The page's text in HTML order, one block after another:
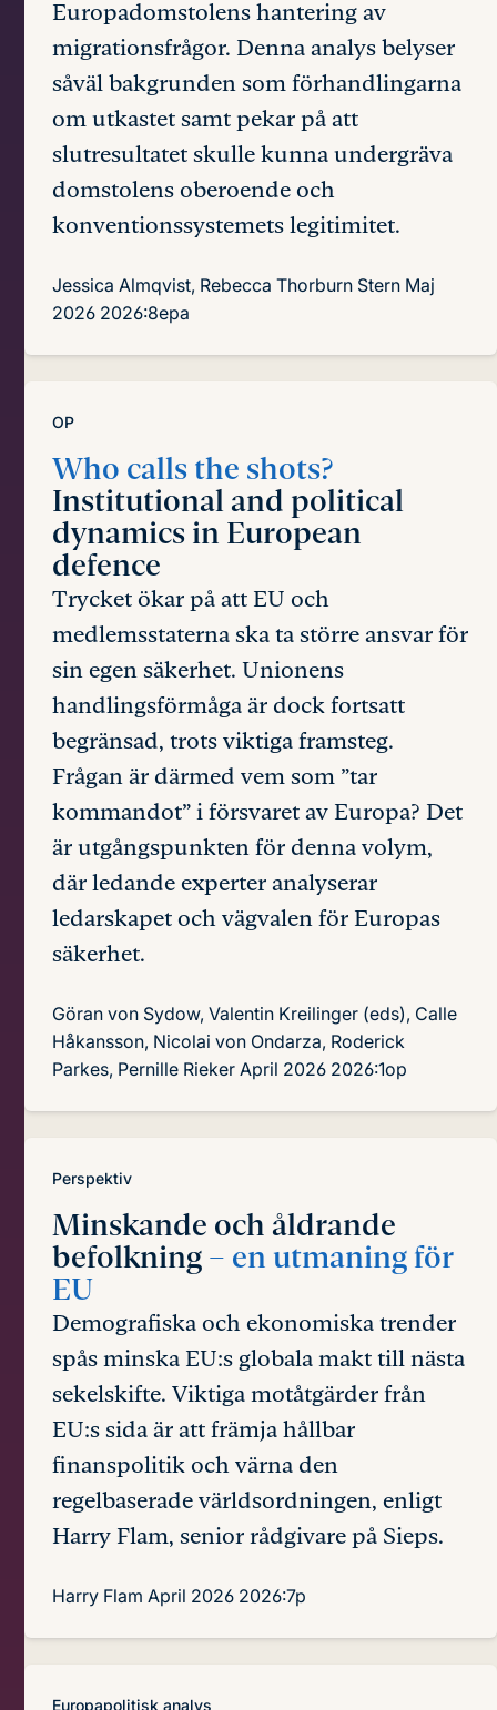
Europadomstolens hantering av
migrationsfrågor. Denna analys belyser
såväl bakgrunden som förhandlingarna
om utkastet samt pekar på att
slutresultatet skulle kunna undergräva
domstolens oberoende och
konventionssystemets legitimitet.
Jessica Almqvist, Rebecca Thorburn Stern Maj
2026 2026:8epa
OP
Who calls the shots?
Institutional and political
dynamics in European
defence
Trycket ökar på att EU och
medlemsstaterna ska ta större ansvar för
sin egen säkerhet. Unionens
handlingsförmåga är dock fortsatt
begränsad, trots viktiga framsteg.
Frågan är därmed vem som ”tar
kommandot” i försvaret av Europa? Det
är utgångspunkten för denna volym,
där ledande experter analyserar
ledarskapet och vägvalen för Europas
säkerhet.
Göran von Sydow, Valentin Kreilinger (eds), Calle
Håkansson, Nicolai von Ondarza, Roderick
Parkes, Pernille Rieker April 2026 2026:1op
Perspektiv
Minskande och åldrande
befolkning – en utmaning för
EU
Demografiska och ekonomiska trender
spås minska EU:s globala makt till nästa
sekelskifte. Viktiga motåtgärder från
EU:s sida är att främja hållbar
finanspolitik och värna den
regelbaserade världsordningen, enligt
Harry Flam, senior rådgivare på Sieps.
Harry Flam April 2026 2026:7p
Europapolitisk analys